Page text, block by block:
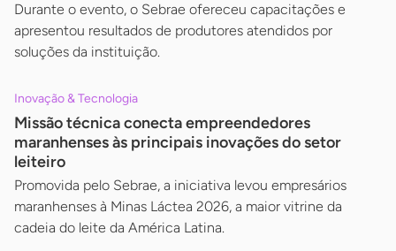
Durante o evento, o Sebrae ofereceu capacitações e
apresentou resultados de produtores atendidos por
soluções da instituição.
Inovação & Tecnologia
Missão técnica conecta empreendedores
maranhenses às principais inovações do setor
leiteiro
Promovida pelo Sebrae, a iniciativa levou empresários
maranhenses à Minas Láctea 2026, a maior vitrine da
cadeia do leite da América Latina.